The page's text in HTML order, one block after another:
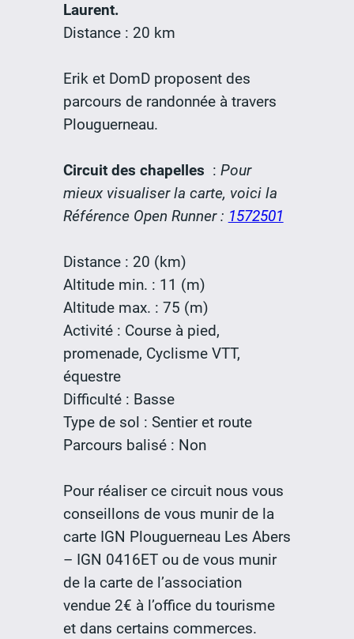
Laurent.
Distance : 20 km
Erik et DomD proposent des
parcours de randonnée à travers
Plouguerneau.
Circuit des chapelles : Pour
mieux visualiser la carte, voici la
Référence Open Runner : 1572501
Distance : 20 (km)
Altitude min. : 11 (m)
Altitude max. : 75 (m)
Activité : Course à pied,
promenade, Cyclisme VTT,
équestre
Difficulté : Basse
Type de sol : Sentier et route
Parcours balisé : Non
Pour réaliser ce circuit nous vous
conseillons de vous munir de la
carte IGN Plouguerneau Les Abers
– IGN 0416ET ou de vous munir
de la carte de l’association
vendue 2€ à l’office du tourisme
et dans certains commerces.